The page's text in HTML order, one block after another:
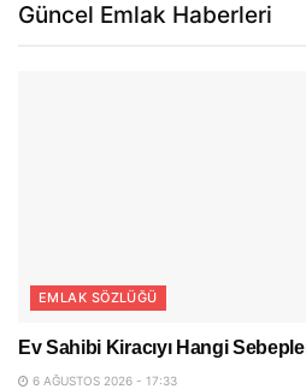
Güncel Emlak Haberleri
EMLAK SÖZLÜĞÜ
Ev Sahibi Kiracıyı Hangi
6 AĞUSTOS 2026 - 17:33